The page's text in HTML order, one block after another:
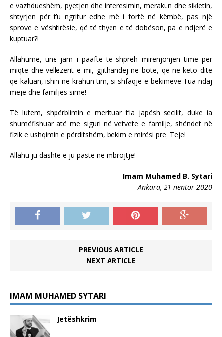
e vazhdueshëm, pyetjen dhe interesimin, merakun dhe sikletin,
shtyrjen për t’u ngritur edhe më i fortë në këmbë, pas një
sprove e vështirësie, që të thyen e të dobëson, pa e ndjerë e
kuptuar?!
Allahume, unë jam i paaftë të shpreh mirënjohjen time për
miqtë dhe vëllezërit e mi, gjithandej në botë, që në këto ditë
që kaluan, ishin në krahun tim, si shfaqje e bekimeve Tua ndaj
meje dhe familjes sime!
Të lutem, shpërblimin e merituar t’ia japësh secilit, duke ia
shumëfishuar atë me siguri në vetvete e familje, shëndet në
fizik e ushqimin e përditshëm, bekim e mirësi prej Teje!
Allahu ju dashtë e ju pastë në mbrojtje!
Imam Muhamed B. Sytari
Ankara, 21 nëntor 2020
PREVIOUS ARTICLE
NEXT ARTICLE
IMAM MUHAMED SYTARI
Jetëshkrim